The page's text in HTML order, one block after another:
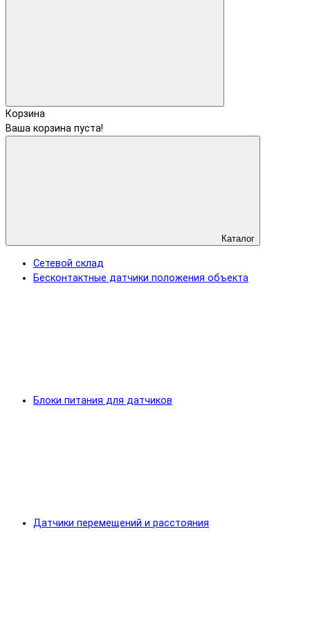
Корзина
Ваша корзина пуста!
Каталог
Сетевой склад
Бесконтактные датчики положения объекта
Блоки питания для датчиков
Датчики перемещений и расстояния